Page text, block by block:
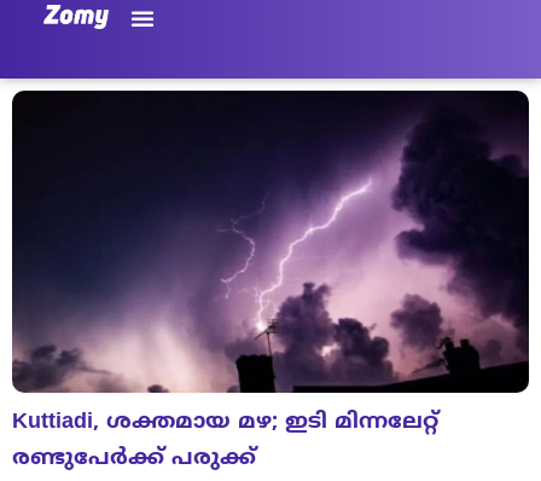
Kuttiadi, ശക്തമായ മഴ; ഇടി മിന്നലേറ്റ്
രണ്ടുപേര്‍ക്ക് പരുക്ക്